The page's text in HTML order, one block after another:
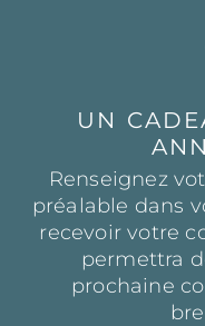
UN
Renseignez
préalable dans
recevoir votre
permettra
prochaine